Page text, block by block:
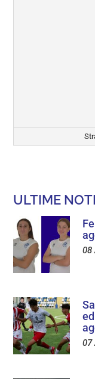
ULTIME
08
07